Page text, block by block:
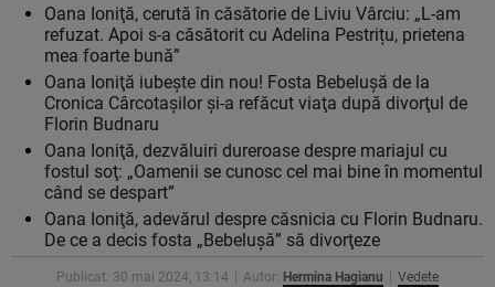
Oana Ioniţă, cerută în căsătorie de Liviu Vârciu: „L-am
refuzat. Apoi s-a căsătorit cu Adelina Pestrițu, prietena
mea foarte bună”
Oana Ioniţă iubeşte din nou! Fosta Bebeluşă de la
Cronica Cârcotaşilor şi-a refăcut viaţa după divorţul de
Florin Budnaru
Oana Ioniţă, dezvăluiri dureroase despre mariajul cu
fostul soţ: „Oamenii se cunosc cel mai bine în momentul
când se despart”
Oana Ioniţă, adevărul despre căsnicia cu Florin Budnaru.
De ce a decis fosta „Bebeluşă” să divorţeze
Publicat: 30 mai 2024, 13:14 Autor: Hermina Hagianu Vedete